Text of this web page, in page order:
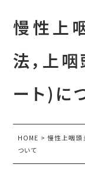
慢性上
法，上
ート)に
HOME > 慢性上咽頭
ついて